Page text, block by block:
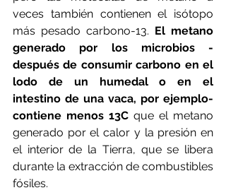
veces también contienen el isótopo
más pesado carbono-13. El metano
generado por los microbios -
después de consumir carbono en el
lodo de un humedal o en el
intestino de una vaca, por ejemplo-
contiene menos 13C que el metano
generado por el calor y la presión en
el interior de la Tierra, que se libera
durante la extracción de combustibles
fósiles.